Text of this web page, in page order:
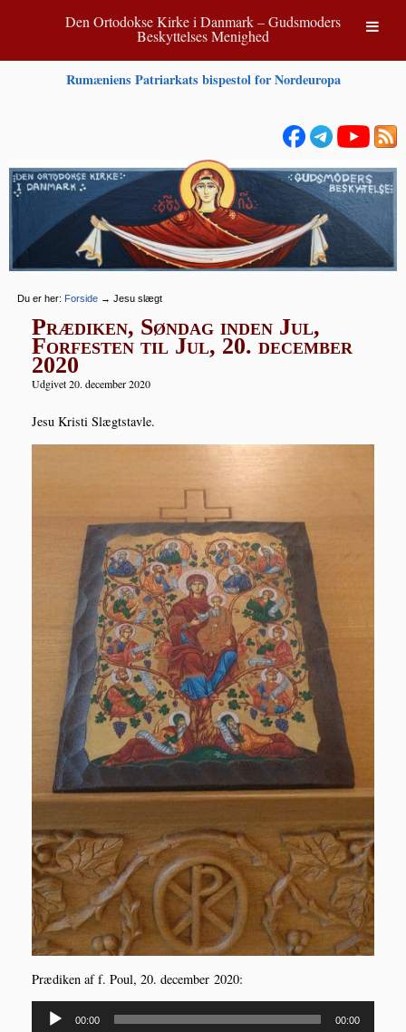
Den Ortodokse Kirke i Danmark – Gudsmoders
Beskyttelses Menighed
Rumæniens Patriarkats bispestol for Nordeuropa
Du er her: Forside → Jesu slægt
Prædiken, Søndag inden Jul,
Forfesten til Jul, 20. december
2020
Udgivet 20. december 2020
Jesu Kri­sti Slægtstavle.
Præ­di­ken af f. Poul, 20. decem­ber 2020:
Lydafspiller
00:00 00:00